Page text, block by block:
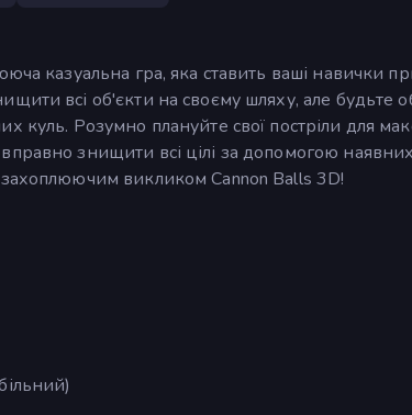
казуальна гра, яка ставить ваші навички
всі об'єкти на своєму шляху, але будьте
куль. Розумно плануйте свої постріли для
знищити всі цілі за допомогою
захоплюючим викликом Cannon Balls 3D!